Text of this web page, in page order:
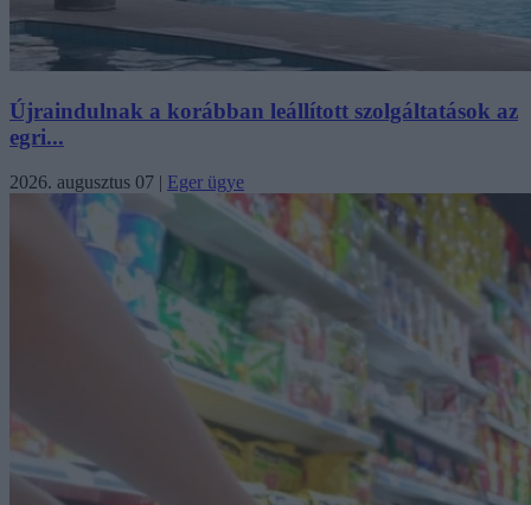
Újraindulnak a korábban leállított szolgáltatások az
egri...
2026. augusztus 07 | Eger ügye